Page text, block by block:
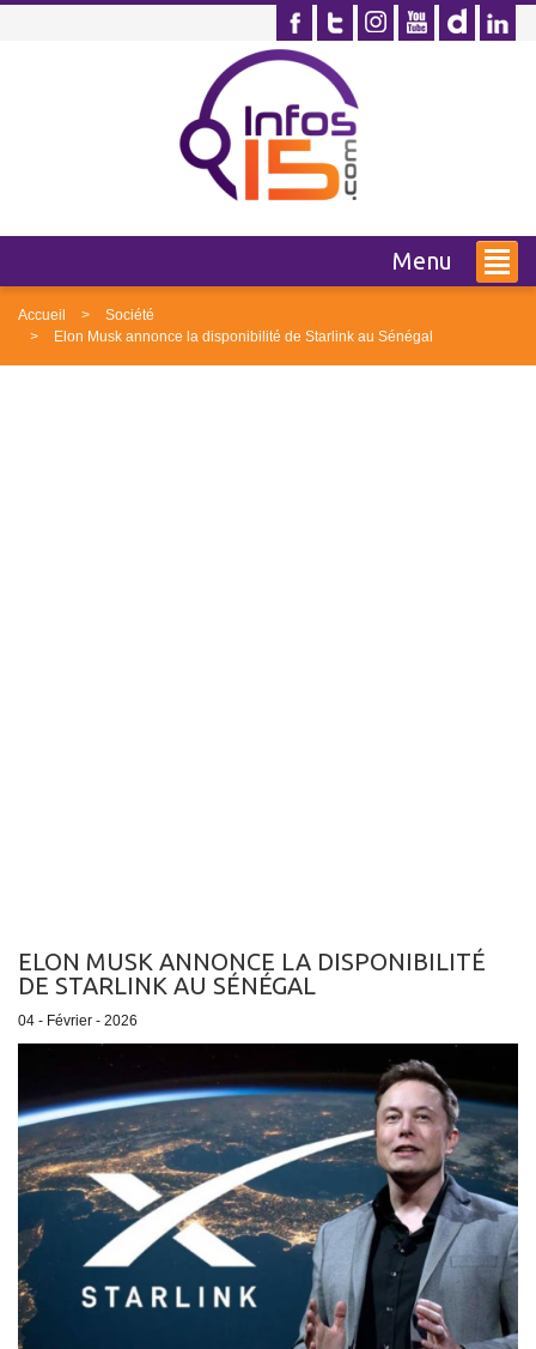
Menu
Accueil
Société
Elon Musk annonce la disponibilité de Starlink au Sénégal
ELON MUSK ANNONCE LA DISPONIBILITÉ
DE STARLINK AU SÉNÉGAL
04 - Février - 2026